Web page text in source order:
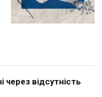
через відсутність